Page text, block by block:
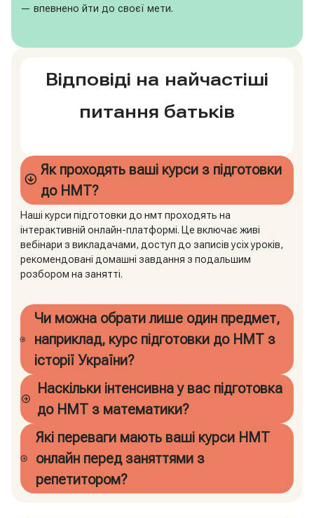
— впевнено йти до своєї мети.
Відповіді на найчастіші
питання батьків
Як проходять ваші курси з підготовки
до НМТ?
Наші курси підготовки до нмт проходять на
інтерактивній онлайн-платформі. Це включає живі
вебінари з викладачами, доступ до записів усіх уроків,
рекомендовані домашні завдання з подальшим
розбором на занятті.
Чи можна обрати лише один предмет,
наприклад, курс підготовки до НМТ з
історії України?
Наскільки інтенсивна у вас підготовка
до НМТ з математики?
Які переваги мають ваші курси НМТ
онлайн перед заняттями з
репетитором?